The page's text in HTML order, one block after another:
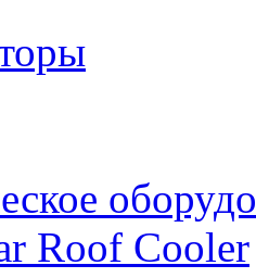
Roof Cooler